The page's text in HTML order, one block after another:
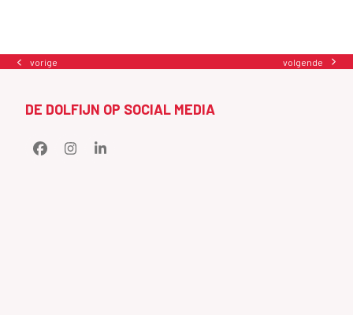
previous
vorige
next
volgende
DE DOLFIJN OP SOCIAL MEDIA
FacebookInstagramLinkedIn